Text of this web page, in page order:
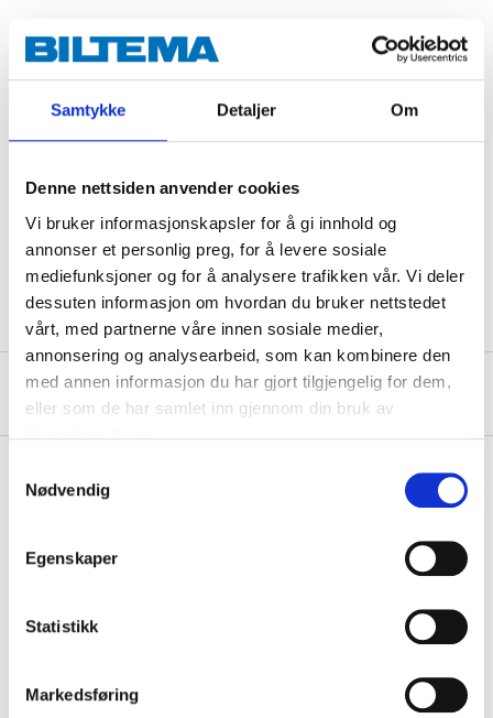
Samtykke Detaljer Om
Denne nettsiden anvender cookies
Vi bruker informasjonskapsler for å gi innhold og
annonser et personlig preg, for å levere sosiale
mediefunksjoner og for å analysere trafikken vår. Vi deler
dessuten informasjon om hvordan du bruker nettstedet
vårt, med partnerne våre innen sosiale medier,
annonsering og analysearbeid, som kan kombinere den
med annen informasjon du har gjort tilgjengelig for dem,
eller som de har samlet inn gjennom din bruk av
Nødvendig
Egenskaper
Statistikk
Markedsføring
Technical specifications
Diameter
185 mm
Hole diameter
20 mm
Adapter ring
16 mm
Teeth
36 pcs
About the manufacturer
Pay & Collect in your local store within 2 hours!
Other customers also bought